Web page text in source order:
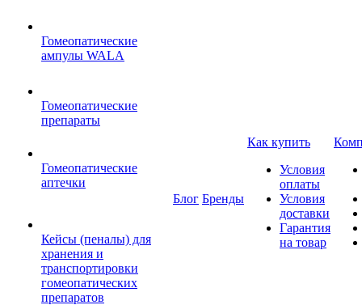
Гомеопатические
ампулы WALA
Гомеопатические
препараты
Гомеопатические
аптечки
Кейсы (пеналы) для
хранения и
транспортировки
гомеопатических
препаратов
Блог Бренды
Как купить
Условия
оплаты
Условия
доставки
Гарантия
на товар